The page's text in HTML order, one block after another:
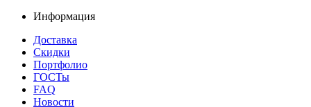
Информация
Доставка
Скидки
Портфолио
ГОСТы
FAQ
Новости